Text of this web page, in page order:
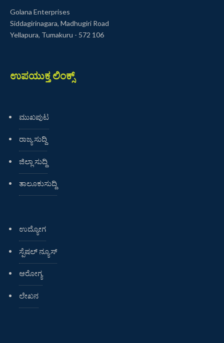
Golana Enterprises
Siddagirinagara, Madhugiri Road
Yellapura, Tumakuru - 572 106
ಉಪಯುಕ್ತ ಲಿಂಕ್ಸ್
ಮುಖಪುಟ
ರಾಜ್ಯ ಸುದ್ದಿ
ಜಿಲ್ಲಾ ಸುದ್ದಿ
ತಾಲೂಕುಸುದ್ದಿ
ಉದ್ಯೋಗ
ಸ್ಪೆಷಲ್ ನ್ಯೂಸ್
ಆರೋಗ್ಯ
ಲೇಖನ